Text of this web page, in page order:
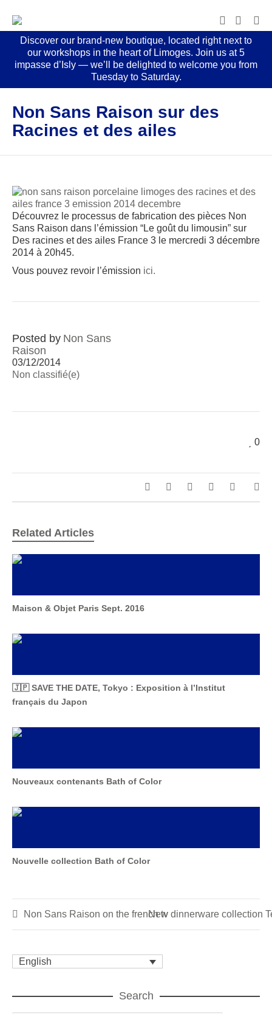
Discover our brand-new boutique, located right next to
our workshops in the heart of Limoges. Join us at 5
impasse d’Isly — we’ll be delighted to welcome you from
Tuesday to Saturday.
Non Sans Raison sur des
Racines et des ailes
Découvrez le processus de fabrication des pièces Non
Sans Raison dans l’émission “Le goût du limousin” sur
Des racines et des ailes France 3 le mercredi 3 décembre
2014 à 20h45.
Vous pouvez revoir l’émission ici.
Posted by Non Sans
Raison
03/12/2014
Non classifié(e)
0
Related Articles
Maison & Objet Paris Sept. 2016
🇯🇵 SAVE THE DATE, Tokyo : Exposition à l’Institut
français du Japon
Nouveaux contenants Bath of Color
Nouvelle collection Bath of Color
Non Sans Raison on the french tvNew dinnerware collection
English
Search